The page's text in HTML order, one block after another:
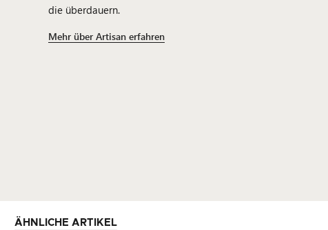
die überdauern.
Mehr über Artisan erfahren
ÄHNLICHE ARTIKEL